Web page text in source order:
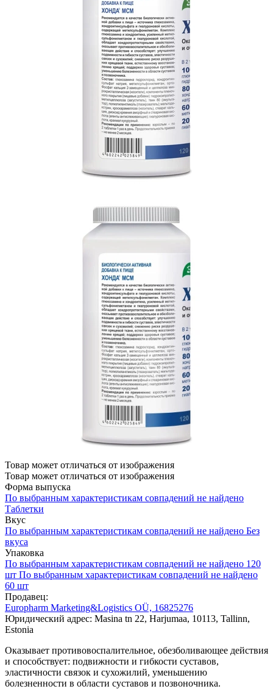
Товар может отличаться от изображения
Товар может отличаться от изображения
Форма выпуска
По выбранным характеристикам совпадений не найдено
Таблетки
Вкус
По выбранным характеристикам совпадений не найдено Без
вкуса
Упаковка
По выбранным характеристикам совпадений не найдено 120
шт По выбранным характеристикам совпадений не найдено
60 шт
Продавец:
Europharm Marketing&Logistics OÜ, 16825276
Юридический адрес: Masina tn 22, Harjumaa, 10113, Tallinn,
Estonia
Оказывает противовоспалительное, обезболивающее действия
и способствует: подвижности и гибкости суставов,
эластичности связок и сухожилий, уменьшению
болезненности в области суставов и позвоночника.